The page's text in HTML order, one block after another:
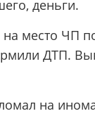
деньги.
на место ЧП
ДТП.
на